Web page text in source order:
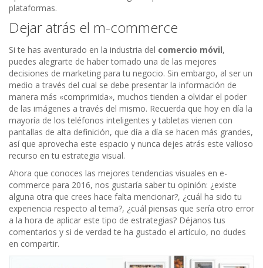
plataformas.
Dejar atrás el m-commerce
Si te has aventurado en la industria del comercio móvil,
puedes alegrarte de haber tomado una de las mejores
decisiones de marketing para tu negocio. Sin embargo, al ser un
medio a través del cual se debe presentar la información de
manera más «comprimida», muchos tienden a olvidar el poder
de las imágenes a través del mismo. Recuerda que hoy en día la
mayoría de los teléfonos inteligentes y tabletas vienen con
pantallas de alta definición, que día a día se hacen más grandes,
así que aprovecha este espacio y nunca dejes atrás este valioso
recurso en tu estrategia visual.
Ahora que conoces las mejores tendencias visuales en e-
commerce para 2016, nos gustaría saber tu opinión: ¿existe
alguna otra que crees hace falta mencionar?, ¿cuál ha sido tu
experiencia respecto al tema?, ¿cuál piensas que sería otro error
a la hora de aplicar este tipo de estrategias? Déjanos tus
comentarios y si de verdad te ha gustado el artículo, no dudes
en compartir.